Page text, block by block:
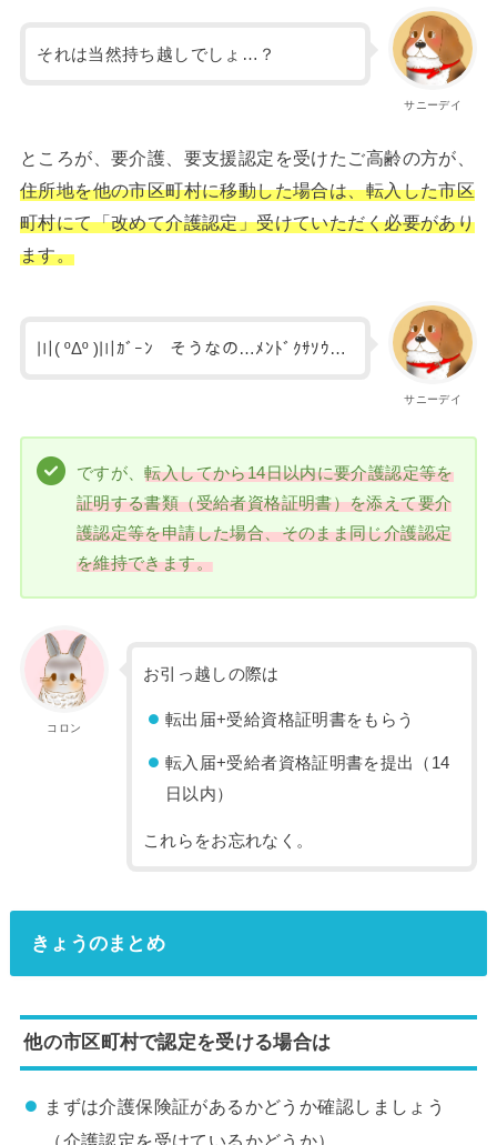
サニーデイ
それは当然持ち越しでしょ…？
ところが、要介護、要支援認定を受けたご高齢の方が、
住所地を他の市区町村に移動した場合は、転入した市区
町村にて「改めて介護認定」受けていただく必要があり
ます。
サニーデイ
〣( ºΔº )〣ｶﾞｰﾝ そうなの…ﾒﾝﾄﾞｸｻｿｳ…
ですが、転入してから14日以内に要介護認定等を
証明する書類（受給者資格証明書）を添えて要介
護認定等を申請した場合、そのまま同じ介護認定
を維持できます。
コロン
お引っ越しの際は
転出届+受給資格証明書をもらう
転入届+受給者資格証明書を提出（14
日以内）
これらをお忘れなく。
きょうのまとめ
他の市区町村で認定を受ける場合は
まずは介護保険証があるかどうか確認しましょう
（介護認定を受けているかどうか）